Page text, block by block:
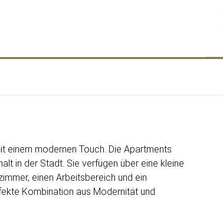
einem modernen Touch. Die Apartments
in der Stadt. Sie verfügen über eine kleine
einen Arbeitsbereich und ein
Kombination aus Modernität und